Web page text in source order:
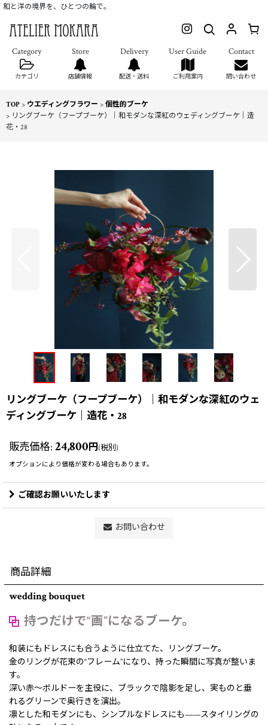
和と洋の境界を、ひとつの輪で。
カテゴリ 店舗情報 配送・送料 ご利用案内 問い合わせ
TOP > ウエディングフラワー > 個性的ブーケ
> リングブーケ（フープブーケ）｜和モダンな深紅のウェディングブーケ｜造
花・28
リングブーケ（フープブーケ）｜和モダンな深紅のウェ
ディングブーケ｜造花・28
販売価格: 24,800円(税別)
オプションにより価格が変わる場合もあります。
ご確認お願いいたします
お問い合わせ
商品詳細
wedding bouquet
持つだけで“画”になるブーケ。
和装にもドレスにも合うように仕立てた、リングブーケ。
金のリングが花束の“フレーム”になり、持った瞬間に写真が整いま
す。
深い赤〜ボルドーを主役に、ブラックで陰影を足し、実ものと垂
れるグリーンで奥行きを演出。
凛とした和モダンにも、シンプルなドレスにも——スタイリングの